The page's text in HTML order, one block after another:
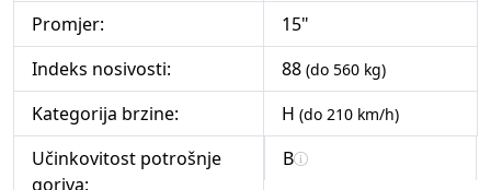
Promjer:
15"
Indeks nosivosti:
88 (do 560 kg)
Kategorija brzine: H (do 210 km/h)
Učinkovitost potrošnje
goriva:
B